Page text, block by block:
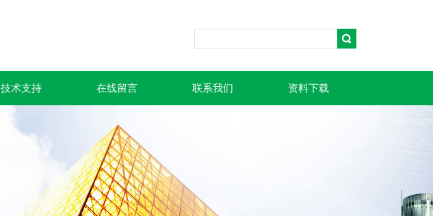
技术支持 在线留言 联系我们 资料下载